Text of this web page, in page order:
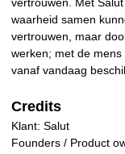
waarheid samen
vertrouwen, maar
werken; met de
vanaf vandaag
Credits
Klant: Salut
Founders / Product